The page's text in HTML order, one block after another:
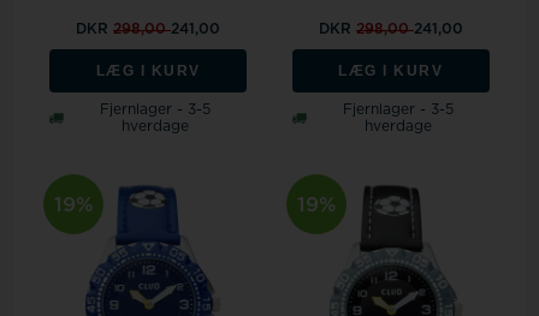
DKR298,00241,00
LÆG I KURV
Fjernlager - 3-5
hverdage
DKR 298,00241,00
LÆG I KURV
Fjernlager - 3-5
hverdage
19% 19%